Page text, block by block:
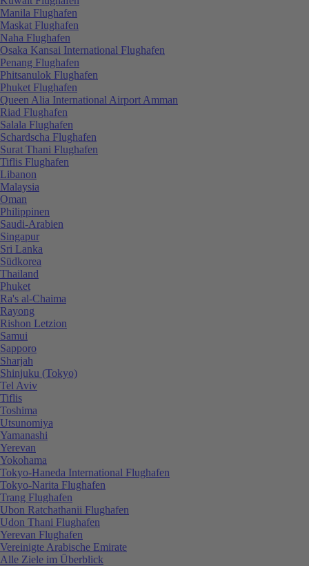
Manila Flughafen
Maskat Flughafen
Naha Flughafen
Osaka Kansai International Flughafen
Penang Flughafen
Phitsanulok Flughafen
Phuket Flughafen
Queen Alia International Airport Amman
Riad Flughafen
Salala Flughafen
Schardscha Flughafen
Surat Thani Flughafen
Tiflis Flughafen
Libanon
Malaysia
Oman
Philippinen
Saudi-Arabien
Singapur
Sri Lanka
Südkorea
Thailand
Phuket
Ra's al-Chaima
Rayong
Rishon Letzion
Samui
Sapporo
Sharjah
Shinjuku (Tokyo)
Tel Aviv
Tiflis
Toshima
Utsunomiya
Yamanashi
Yerevan
Yokohama
Tokyo-Haneda International Flughafen
Tokyo-Narita Flughafen
Trang Flughafen
Ubon Ratchathanii Flughafen
Udon Thani Flughafen
Yerevan Flughafen
Vereinigte Arabische Emirate
Alle Ziele im Überblick